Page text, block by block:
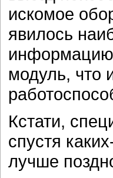
искомое
явилось
модуль, что
Кстати,
спустя
лучше